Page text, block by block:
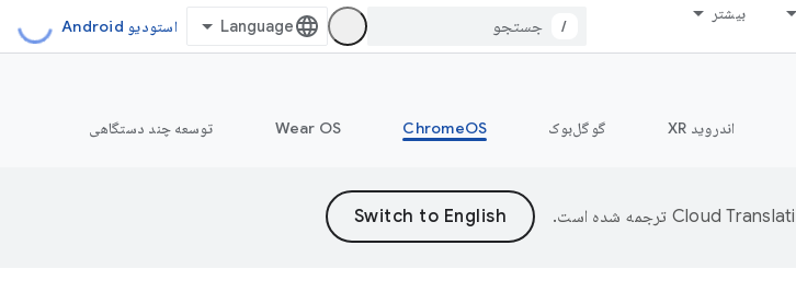
بیشتر
/ استودیو Android
اندروید XR گوگل‌بوک ChromeOS
Wear OS توسعه چند دستگاهی
ترجمه شده است.